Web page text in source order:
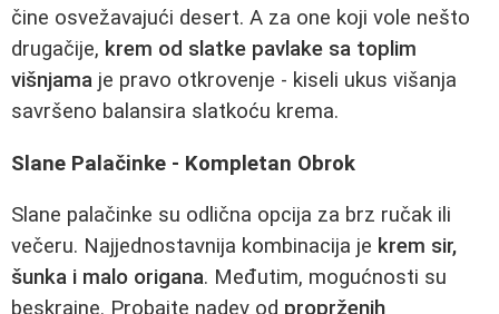
čine osvežavajući desert. A za one koji vole nešto
drugačije, krem od slatke pavlake sa toplim
višnjama je pravo otkrovenje - kiseli ukus višanja
savršeno balansira slatkoću krema.
Slane Palačinke - Kompletan Obrok
Slane palačinke su odlična opcija za brz ručak ili
večeru. Najjednostavnija kombinacija je krem sir,
šunka i malo origana. Međutim, mogućnosti su
beskrajne. Probajte nadev od proprženih